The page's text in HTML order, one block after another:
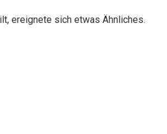
ereignete sich etwas Ähnliches.